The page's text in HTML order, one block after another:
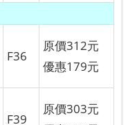
F36
原價312元
優惠179元
F39
原價303元